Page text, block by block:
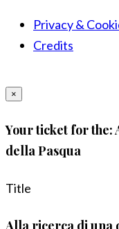
Privacy &
Credits
×
Your ticket for the:
della Pasqua
Title
Alla ricerca di una